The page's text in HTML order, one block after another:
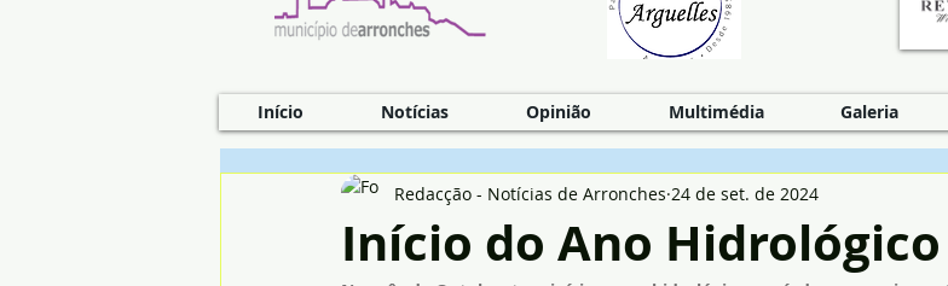
Início Notícias Opinião Multimédia Galeria
Início do Ano Hidrológico
Redacção - Notícias de Arronches 24 de set. de 2024